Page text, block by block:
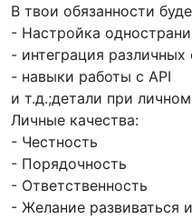
В твои обязанности
- Настройка
- интеграция различных
- навыки работы c API
и т.д.;детали при
Личные качества:
- Честность
- Порядочность
- Ответственность
- Желание развиваться